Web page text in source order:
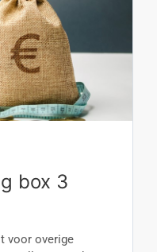
box 3
voor overige